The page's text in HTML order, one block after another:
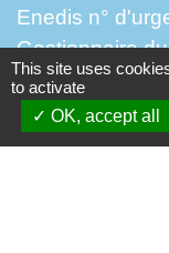
Enedis n°
Gestionnaire
Préfecture de
This site uses
to activate
OK, accept all